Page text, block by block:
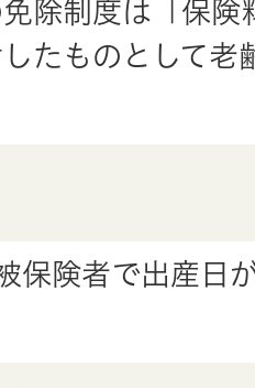
除制度は「保険
たものとして老
保険者で出産日